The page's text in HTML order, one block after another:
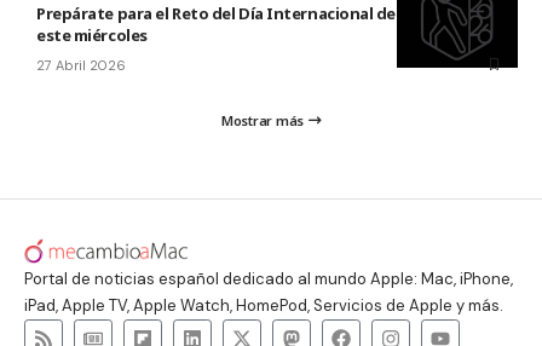
Prepárate para el Reto del Día Internacional de la Danza 2026
este miércoles
27 Abril 2026
Mostrar más
Portal de noticias español dedicado al mundo Apple: Mac, iPhone,
iPad, Apple TV, Apple Watch, HomePod, Servicios de Apple y más.